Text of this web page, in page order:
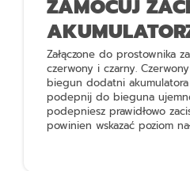
ZAMOCUJ
Załączone do prostownika
czerwony i czarny.
biegun dodatni akumulatora
podepnij do bieguna
podepniesz prawidłowo
powinien wskazać poziom